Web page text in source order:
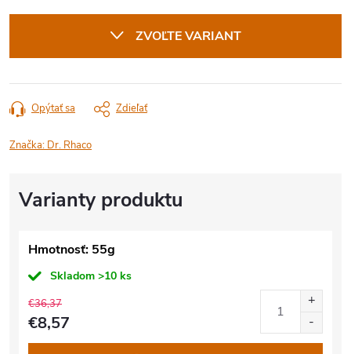
ZVOĽTE VARIANT
Opýtať sa Zdieľať
Značka: Dr. Rhaco
Hmotnosť: 55g
Skladom >10 ks
€36,37
€8,57